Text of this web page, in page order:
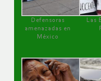
Defensoras
amenazadas en
México
Las